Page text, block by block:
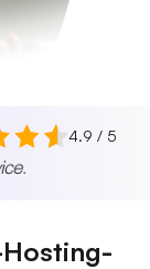
4.9 / 5